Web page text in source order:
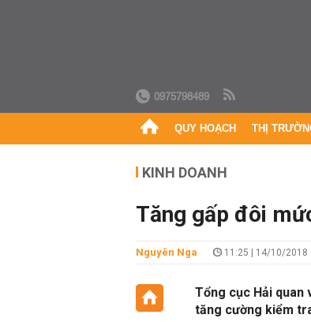
0975798489
QUY HOẠCH THỊ
KINH DOANH
Tăng gấp đôi
Nguyên Nga 11:25 | 14/10/2018
Tổng cục Hải quan
tăng cường kiểm